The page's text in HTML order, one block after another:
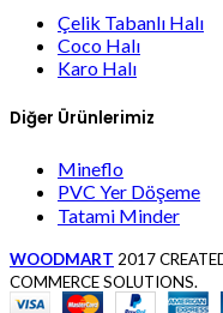
Çelik Tabanlı Halı
Coco Halı
Karo Halı
Diğer Ürünlerimiz
Mineflo
PVC Yer Döşeme
Tatami Minder
WOODMART 2017
COMMERCE SOLUTIONS.